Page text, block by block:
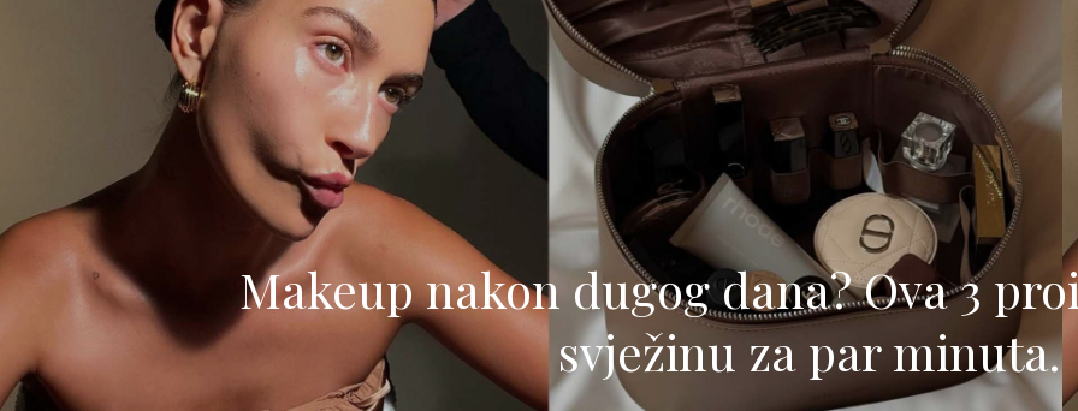
Makeup nakon dugog dana? Ova 3
svježinu za par minuta.